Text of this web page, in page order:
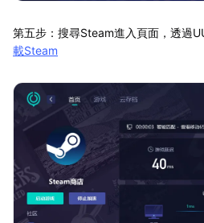
第五步：搜尋Steam進入頁面，透過
載Steam